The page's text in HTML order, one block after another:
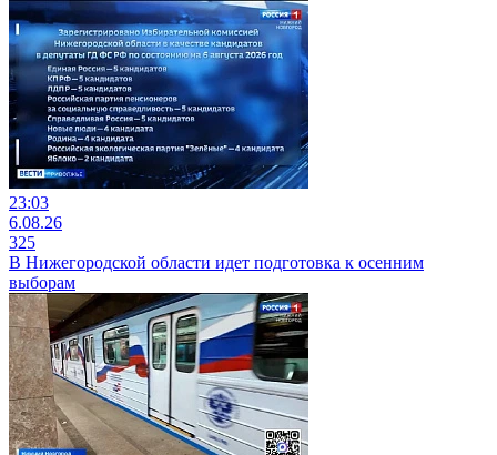
23:03
6.08.26
325
В Нижегородской области идет подготовка к осенним
выборам